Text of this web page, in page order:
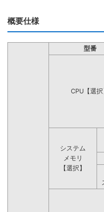
概要仕様
型番
CPU【選択
システム
メモリ
【選択】